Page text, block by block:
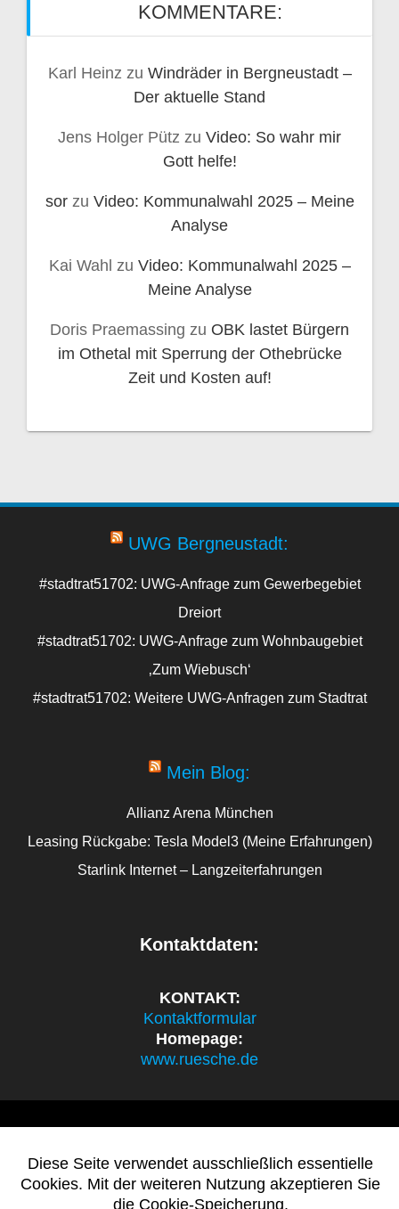
KOMMENTARE:
Karl Heinz zu Windräder in Bergneustadt –
Der aktuelle Stand
Jens Holger Pütz zu Video: So wahr mir
Gott helfe!
sorzu Video: Kommunalwahl 2025 – Meine
Analyse
Kai Wahl zu Video: Kommunalwahl 2025 –
Meine Analyse
Doris Praemassing zu OBK lastet Bürgern
im Othetal mit Sperrung der Othebrücke
Zeit und Kosten auf!
UWG Bergneustadt:
#stadtrat51702: UWG-Anfrage zum Gewerbegebiet
Dreiort
#stadtrat51702: UWG-Anfrage zum Wohnbaugebiet
‚Zum Wiebusch‘
#stadtrat51702: Weitere UWG-Anfragen zum Stadtrat
Mein Blog:
Allianz Arena München
Leasing Rückgabe: Tesla Model3 (Meine Erfahrungen)
Starlink Internet – Langzeiterfahrungen
Kontaktdaten:
KONTAKT:
Kontaktformular
Homepage:
www.ruesche.de
© 2026 politik.ruesche.de.
Diese Seite verwendet ausschließlich essentielle
Cookies. Mit der weiteren Nutzung akzeptieren Sie
die Cookie-Speicherung.